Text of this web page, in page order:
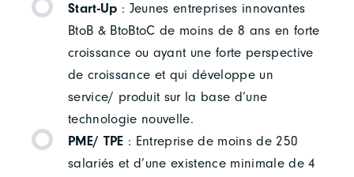
Start-Up : Jeunes entreprises innovantes
BtoB & BtoBtoC de moins de 8 ans en forte
croissance ou ayant une forte perspective
de croissance et qui développe un
service/ produit sur la base d’une
technologie nouvelle.
PME/ TPE : Entreprise de moins de 250
salariés et d’une existence minimale de 4